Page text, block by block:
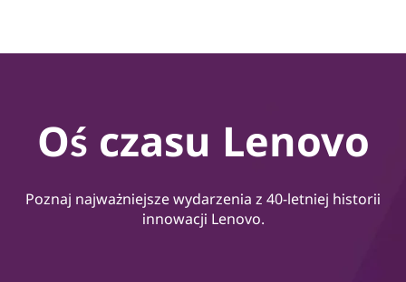
Oś czasu Lenovo
Poznaj najważniejsze wydarzenia z 40-letniej historii
innowacji Lenovo.